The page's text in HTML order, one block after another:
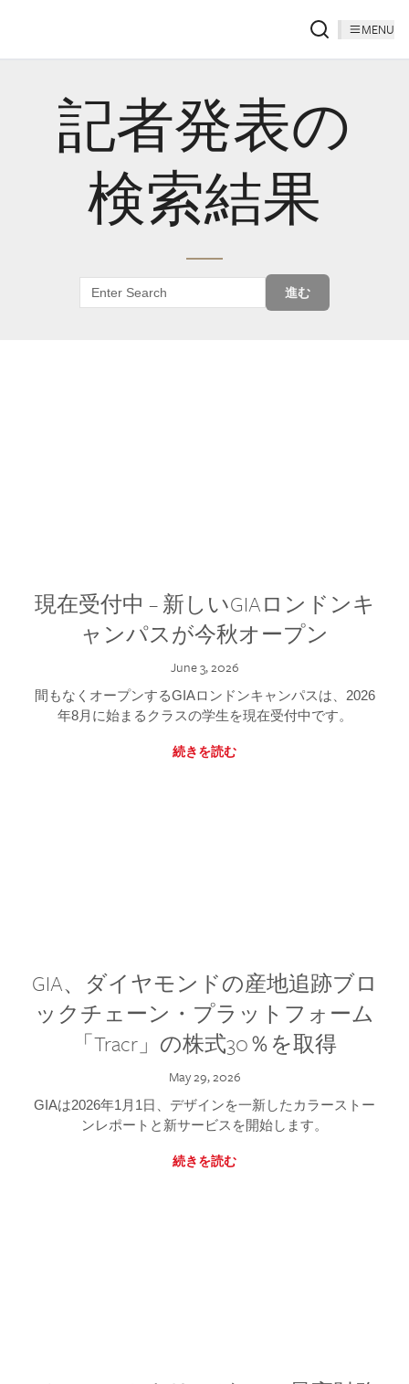
MENU
記者発表の
検索結果
進む
現在受付中 – 新しいGIAロンドンキ
ャンパスが今秋オープン
June 3, 2026
間もなくオープンするGIAロンドンキャンパスは、2026
年8月に始まるクラスの学生を現在受付中です。
続きを読む
GIA、ダイヤモンドの産地追跡ブロ
ックチェーン・プラットフォーム
「Tracr」の株式30％を取得
May 29, 2026
GIAは2026年1月1日、デザインを一新したカラーストー
ンレポートと新サービスを開始します。
続きを読む